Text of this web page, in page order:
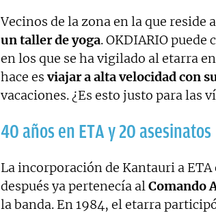
Vecinos de la zona en la que reside
un taller de yoga. OKDIARIO
en los que se ha vigilado al etarra
hace esviajar a alta velocidad con
vacaciones. ¿Es esto justo para las
40 años en ETA y 20 asesinatos
La incorporación de Kantauri a
después ya pertenecía alComando
la banda. En 1984, el etarra